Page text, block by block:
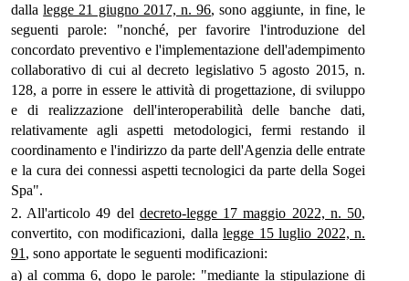
dallalegge 21 giugno 2017, n. 96, sono aggiunte, in fine, le
seguenti parole: "nonché, per favorire l'introduzione del
concordato preventivo e l'implementazione dell'adempimento
collaborativo di cui al decreto legislativo 5 agosto 2015, n.
128, a porre in essere le attività di progettazione, di sviluppo
e di realizzazione dell'interoperabilità delle banche dati,
relativamente agli aspetti metodologici, fermi restando il
coordinamento e l'indirizzo da parte dell'Agenzia delle entrate
e la cura dei connessi aspetti tecnologici da parte della Sogei
Spa".
2. All'articolo 49 del decreto-legge 17 maggio 2022, n. 50,
convertito, con modificazioni, dalla legge 15 luglio 2022, n.
91 , sono apportate le seguenti modificazioni:
a) al comma 6, dopo le parole: "mediante la stipulazione di